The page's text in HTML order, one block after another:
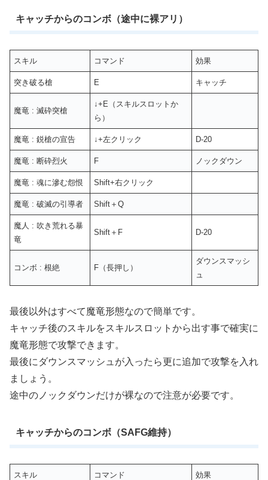
キャッチからのコンボ（途中に裸アリ）
スキル コマンド 効果
突き破る槍 E キャッチ
魔竜 : 滅砕突槍
↓+E（スキルスロットか
ら）
魔竜 : 鋭槍の宣告 ↓+左クリック D-20
魔竜 : 断砕烈火 F ノックダウン
魔竜 : 魂に滲む怨恨 Shift+右クリック
魔竜 : 破滅の引導者 Shift＋Q
魔人 : 吹き荒れる暴
竜
Shift＋F D-20
コンボ : 根絶 F（長押し）
ダウンスマッシ
ュ
最後以外はすべて魔竜形態なので簡単です。
キャッチ後のスキルをスキルスロットから出す事で確実に
魔竜形態で攻撃できます。
最後にダウンスマッシュが入ったら更に追加で攻撃を入れ
ましょう。
途中のノックダウンだけが裸なので注意が必要です。
キャッチからのコンボ（SAFG維持）
スキル コマンド 効果